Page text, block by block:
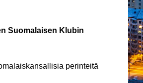
Suomalaisen Klubin
perinteitä